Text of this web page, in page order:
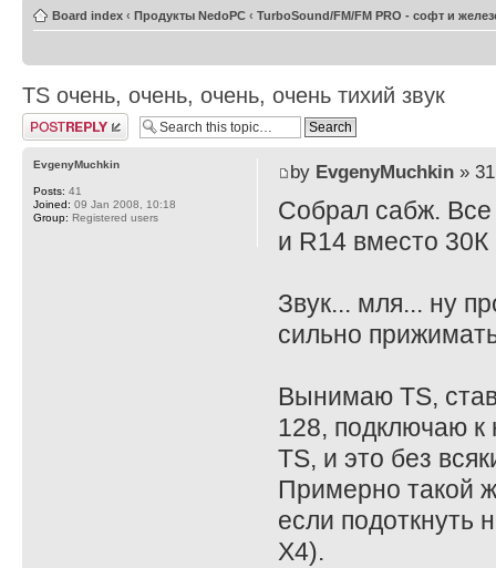
Board index ‹ Продукты NedoPC ‹ TurboSound/FM/FM PRO - софт и
TS очень, очень, очень, очень тихий звук
Post a reply
by EvgenyMuchkin» 31
Собрал сабж.
и R14 вместо 30К
Звук... мля... ну
сильно
Вынимаю TS,
128, подключаю к
TS, и это без
Примерно такой
если подоткнуть
X4).
EvgenyMuchkin
Posts: 41
Joined: 09 Jan 2008, 10:18
Group: Registered users